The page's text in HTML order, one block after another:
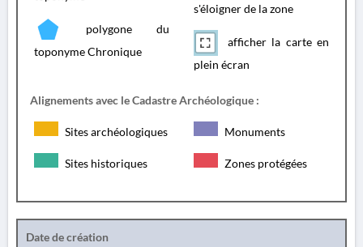
polygone du
toponyme Chronique
s'éloigner de la zone
afficher la carte en
plein écran
Alignements avec le Cadastre Archéologique :
Sites archéologiques Monuments
Sites historiques Zones protégées
Date de création